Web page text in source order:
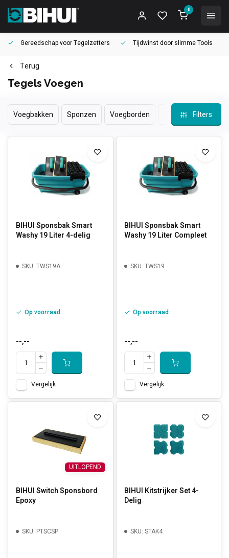
0
Gereedschap voorTegelzetters Tijdwinst door slimme Tools
Terug
Tegels Voegen
Voegbakken Sponzen Voegborden Afkitten Filters
BIHUI Sponsbak Smart
Washy 19 Liter 4-delig
SKU: TWS19A
Op voorraad
--,--
Vergelijk
BIHUI Sponsbak Smart
Washy 19 Liter Compleet
SKU: TWS19
Op voorraad
--,--
Vergelijk
UITLOPEND
BIHUI Switch Sponsbord
Epoxy
SKU: PTSCSP
BIHUI Kitstrijker Set 4-
Delig
SKU: STAK4